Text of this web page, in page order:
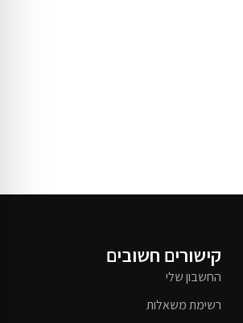
קישורים חשובים
החשבון שלי
רשימת משאלות